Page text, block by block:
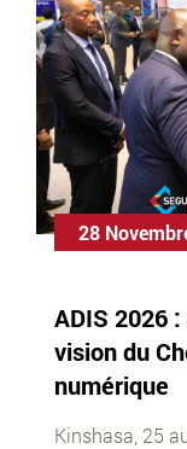
28
ADIS 2026 :
vision du
numérique
​Kinshasa, 25